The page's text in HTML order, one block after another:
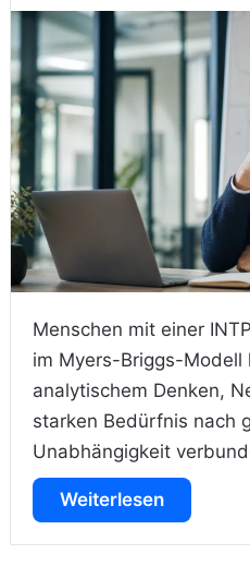
Menschen mit einer
im Myers-Briggs-Modell
analytischem Denken,
starken Bedürfnis nach
Unabhängigkeit
Weiterlesen